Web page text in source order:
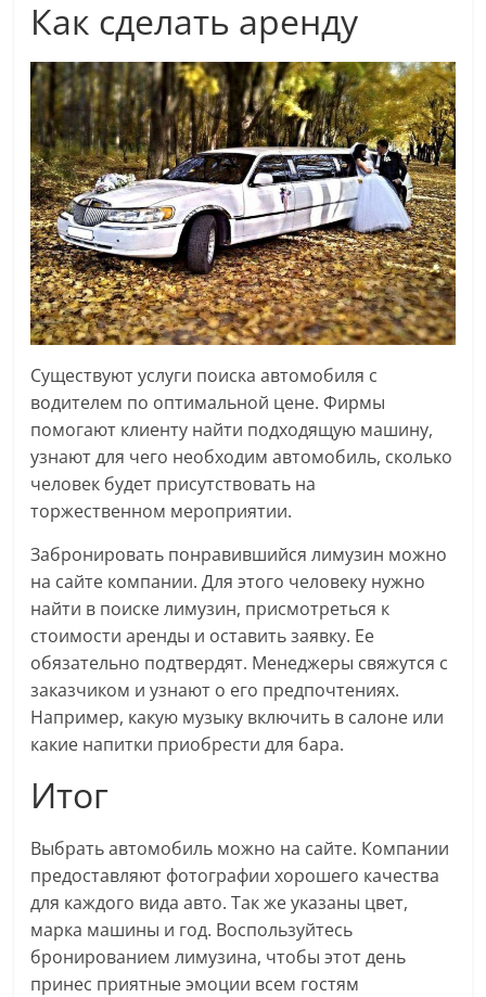
Как сделать аренду
Существуют услуги поиска автомобиля с
водителем по оптимальной цене. Фирмы
помогают клиенту найти подходящую машину,
узнают для чего необходим автомобиль, сколько
человек будет присутствовать на
торжественном мероприятии.
Забронировать понравившийся лимузин можно
на сайте компании. Для этого человеку нужно
найти в поиске лимузин, присмотреться к
стоимости аренды и оставить заявку. Ее
обязательно подтвердят. Менеджеры свяжутся с
заказчиком и узнают о его предпочтениях.
Например, какую музыку включить в салоне или
какие напитки приобрести для бара.
Итог
Выбрать автомобиль можно на сайте. Компании
предоставляют фотографии хорошего качества
для каждого вида авто. Так же указаны цвет,
марка машины и год. Воспользуйтесь
бронированием лимузина, чтобы этот день
принес приятные эмоции всем гостям